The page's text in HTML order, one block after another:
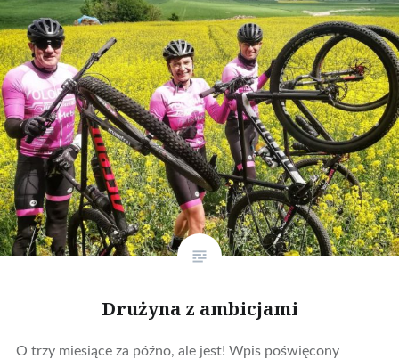
Drużyna z ambicjami
O trzy miesiące za późno, ale jest! Wpis poświęcony